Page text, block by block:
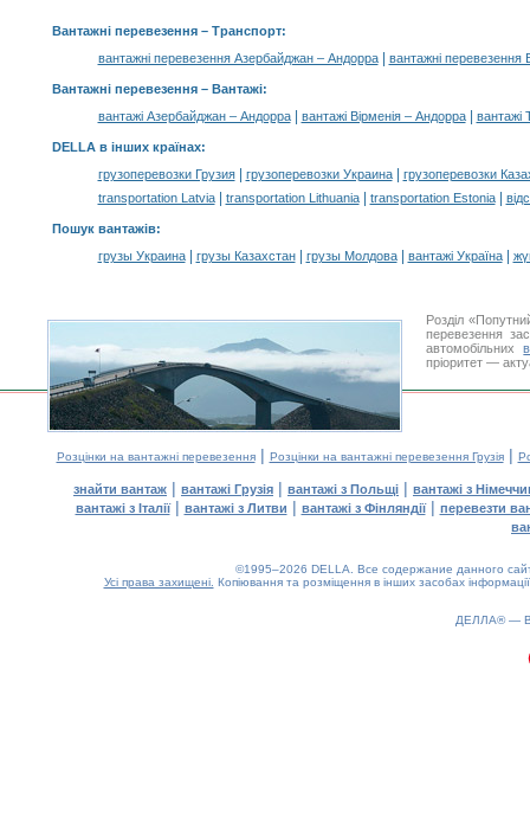
Вантажні перевезення– Транспорт:
вантажні перевезення Азербайджан – Андорра| вантажні перевезення
Вантажні перевезення – Вантажі:
вантажі Азербайджан – Андорра| вантажі Вірменія – Андорра| вантажі
DELLA в інших країнах:
грузоперевозки Грузия| грузоперевозки Украина|
грузоперевозки
transportation Latvia| transportation Lithuania| transportation Estonia|
Пошук вантажів:
грузы Украина| грузы Казахстан| грузы Молдова| вантажі Україна|
Розділ
перевезення
автомобільних
пріоритет —
Розцінки на вантажні перевезення| Розцінки на вантажні перевезення Грузія|
знайти вантаж | вантажі Грузія | вантажі з Польщі | вантажі з
вантажі з Італії| вантажі з Литви | вантажі з Фінляндії| перевезти
©1995–2026 DELLA. Все содержание данного
Усі права захищені. Копіювання та розміщення в інших засобах
ДЕЛЛА® —